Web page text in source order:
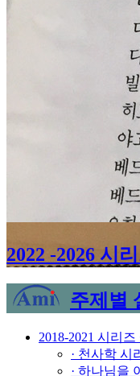
2022 -2026 시
주제별
2018-2021 시리즈
· 천사학 시
· 하나님을